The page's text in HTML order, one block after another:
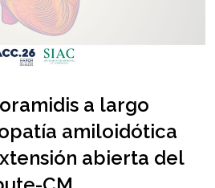
a largo
amiloidótica
abierta del